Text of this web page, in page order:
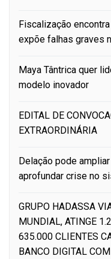
Fiscalização
expõe falhas graves
Maya Tântrica quer
modelo inovador
EDITAL DE
EXTRAORDINÁRIA
Delação pode
aprofundar crise no
GRUPO HADASSA
MUNDIAL, ATINGE
635.000 CLIENTES
BANCO DIGITAL